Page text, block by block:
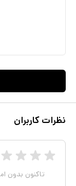
نظرات کاربران
تاکنون بدون